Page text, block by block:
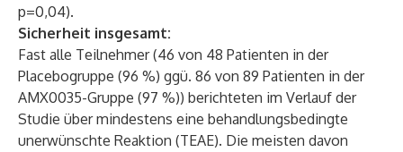
p=0,04).
Sicherheit insgesamt:
Fast alle Teilnehmer (46 von 48 Patienten in der
Placebogruppe (96 %) ggü. 86 von 89 Patienten in der
AMX0035-Gruppe (97 %)) berichteten im Verlauf der
Studie über mindestens eine behandlungsbedingte
unerwünschte Reaktion (TEAE). Die meisten davon